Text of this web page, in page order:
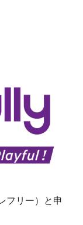
フリー）と申